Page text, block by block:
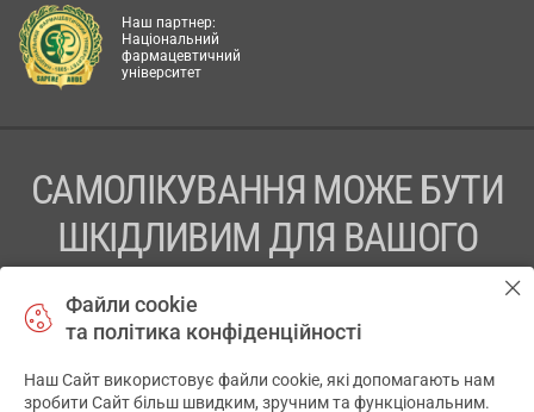
Наш партнер:
Національний
фармацевтичний
університет
САМОЛІКУВАННЯ МОЖЕ БУТИ
ШКІДЛИВИМ ДЛЯ ВАШОГО
ПЕРЕД ЗАСТОСУВАННЯМ ПРЕПАРАТУ ПРОКОНСУЛЬТУЙТЕСЬ
Файли cookie
та політика конфіденційності
Наш Сайт використовує файли cookie, які допомагають нам
зробити Сайт більш швидким, зручним та функціональним.
✕